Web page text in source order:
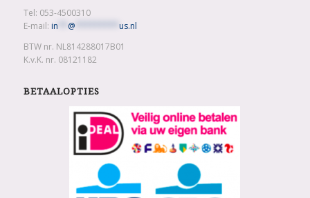
Tel: 053-4500310
E-mail: in @
us.nl
BTW nr. NL814288017B01
K.v.K. nr. 08121182
BETAALOPTIES